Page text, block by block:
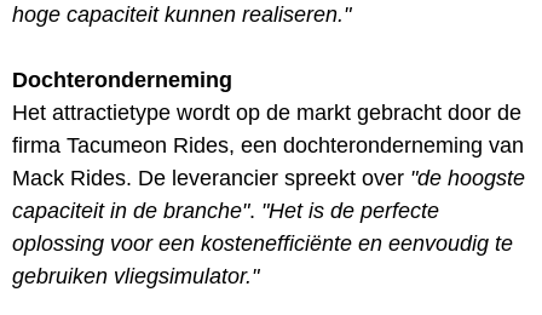
hoge capaciteit kunnen realiseren."
Dochteronderneming
Het attractietype wordt op de markt gebracht door de
firma Tacumeon Rides, een dochteronderneming van
Mack Rides. De leverancier spreekt over "de hoogste
capaciteit in de branche". "Het is de perfecte
oplossing voor een kostenefficiënte en eenvoudig te
gebruiken vliegsimulator."